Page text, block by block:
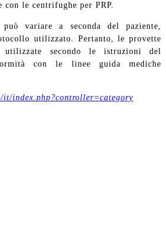
con le centrifughe per PRP.
variare a seconda del paziente,
utilizzato. Pertanto, le provette
utilizzate secondo le istruzioni del
con le linee guida mediche
it/index.php?controller=category